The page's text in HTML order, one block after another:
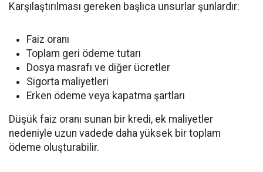
Karşılaştırılması gereken başlıca unsurlar şunlardır:
Faiz oranı
Toplam geri ödeme tutarı
Dosya masrafı ve diğer ücretler
Sigorta maliyetleri
Erken ödeme veya kapatma şartları
Düşük faiz oranı sunan bir kredi, ek maliyetler
nedeniyle uzun vadede daha yüksek bir toplam
ödeme oluşturabilir.